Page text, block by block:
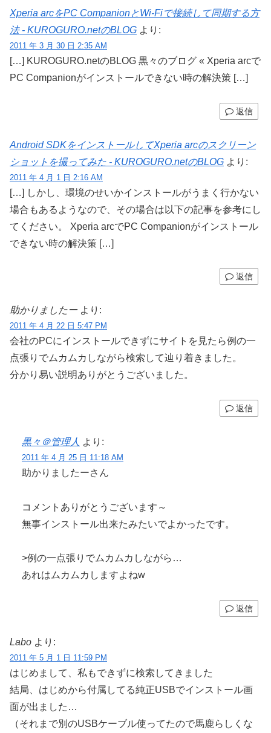
Xperia arcをPC CompanionとWi-Fiで接続して同期する方
法 - KUROGURO.netのBLOG より:
2011 年 3 月 30 日 2:35 AM
[…] KUROGURO.netのBLOG 黒々のブログ « Xperia arcで
PC Companionがインストールできない時の解決策 […]
返信
Android SDKをインストールしてXperia arcのスクリーン
ショットを撮ってみた - KUROGURO.netのBLOG より:
2011 年 4 月 1 日 2:16 AM
[…] しかし、環境のせいかインストールがうまく行かない
場合もあるようなので、その場合は以下の記事を参考にし
てください。 Xperia arcでPC Companionがインストール
できない時の解決策 […]
返信
助かりましたー より:
2011 年 4 月 22 日 5:47 PM
会社のPCにインストールできずにサイトを見たら例の一
点張りでムカムカしながら検索して辿り着きました。
分かり易い説明ありがとうございました。
返信
黒々＠管理人 より:
2011 年 4 月 25 日 11:18 AM
助かりましたーさん
コメントありがとうございます～
無事インストール出来たみたいでよかったです。
>例の一点張りでムカムカしながら…
あれはムカムカしますよねw
返信
Labo より:
2011 年 5 月 1 日 11:59 PM
はじめまして、私もできずに検索してきました
結局、はじめから付属してる純正USBでインストール画
面が出ました…
（それまで別のUSBケーブル使ってたので馬鹿らしくな